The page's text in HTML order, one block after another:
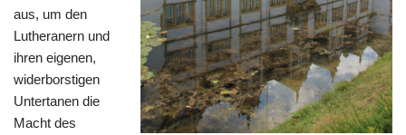
aus, um den
Lutheranern und
ihren eigenen,
widerborstigen
Untertanen die
Macht des